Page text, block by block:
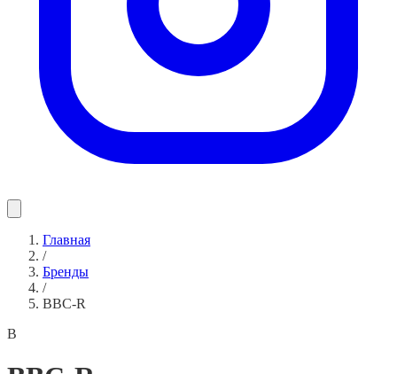
Главная
/
Бренды
/
BBC-R
B